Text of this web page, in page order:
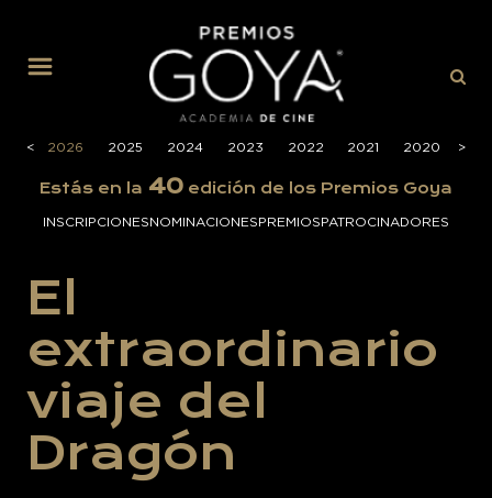
< 2026 2025 2024 2023 2022 2021 2020 >
Estás en la 40 edición de los Premios Goya
INSCRIPCIONESNOMINACIONESPREMIOSPATROCINADORES
El
extraordinario
viaje del
Dragón